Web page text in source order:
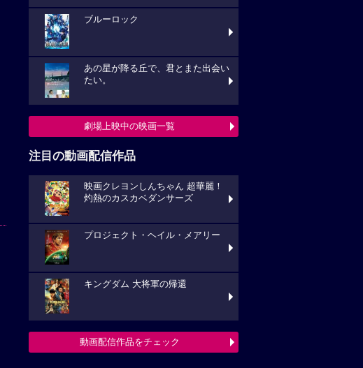
ブルーロック
あの星が降る丘で、君とまた出会い
たい。
劇場上映中の映画一覧
注目の動画配信作品
映画クレヨンしんちゃん 超華麗！
灼熱のカスカベダンサーズ
プロジェクト・ヘイル・メアリー
キングダム 大将軍の帰還
動画配信作品をチェック